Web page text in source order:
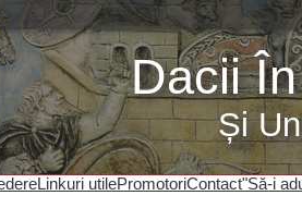
Dacii
Și
Linkuri utilePromotoriContact"Să-i